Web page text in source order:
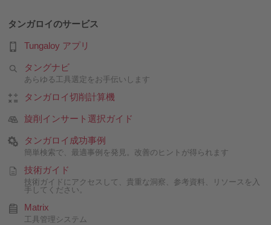
タンガロイのサービス
Tungaloy アプリ
タングナビ
あらゆる工具選定をお手伝いします
タンガロイ切削計算機
旋削インサート選択ガイド
タンガロイ成功事例
簡単検索で、最適事例を発見。改善のヒントが得られます
技術ガイド
技術ガイドにアクセスして、貴重な洞察、参考資料、リソースを入
手してください。
Matrix
工具管理システム